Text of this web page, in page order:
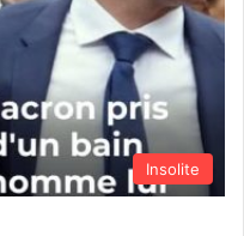
Insolite